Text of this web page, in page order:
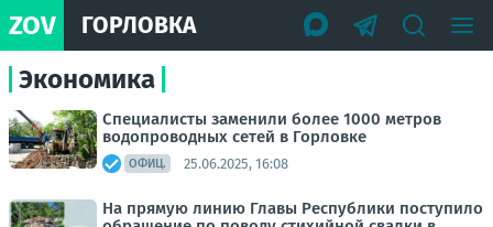
ZOV ГОРЛОВКА
Экономика
Специалисты заменили более 1000 метров
водопроводных сетей в Горловке
ОФИЦ. 25.06.2025, 16:08
На прямую линию Главы Республики поступило